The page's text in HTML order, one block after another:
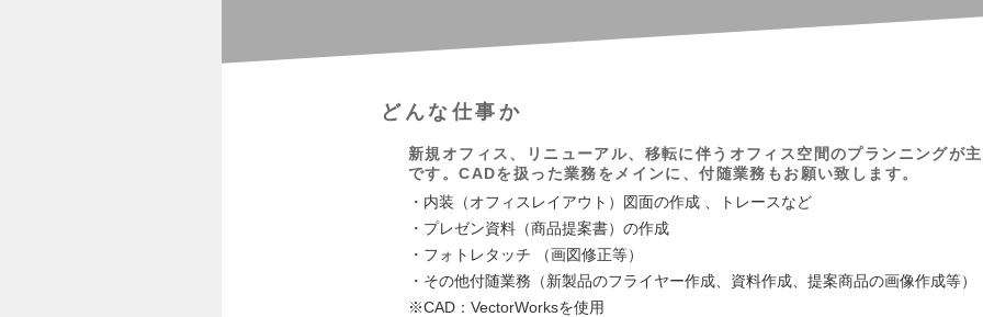
どんな仕事か
新規オフィス、リニューアル、移転に伴うオフィス空間のプランニングが
です。CADを扱った業務をメインに、付随業務もお願い致します。
・内装（オフィスレイアウト）図面の作成 、トレースなど
・プレゼン資料（商品提案書）の作成
・フォトレタッチ （画図修正等）
・その他付随業務（新製品のフライヤー作成、資料作成、提案商品の画像作成等）
※CAD：VectorWorksを使用